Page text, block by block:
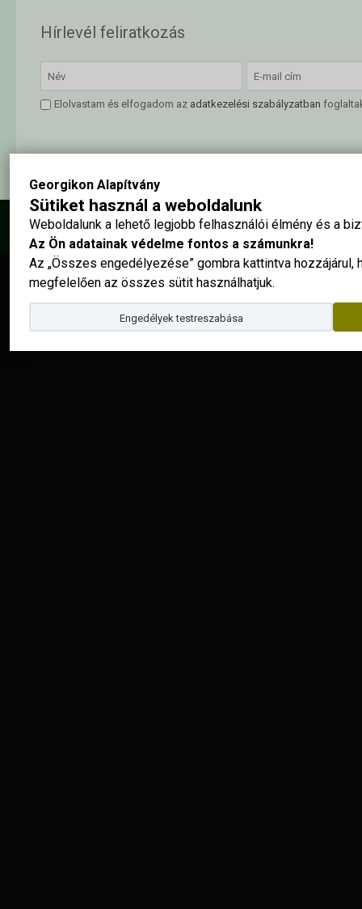
Georgikon Alapítvány
Sütiket használ a weboldalunk
Weboldalunk a lehető legjobb felhasználói élmény és a
Az Ön adatainak védelme fontos a számunkra!
Az „Összes engedélyezése” gombra kattintva hozzájárul,
megfelelően az összes sütit használhatjuk.
Engedélyek testreszabása
Hírlevél feliratkozás
Elolvastam és elfogadom az adatkezelési szabályzatban
© 2025 - Georgikon Alapítvány |site by